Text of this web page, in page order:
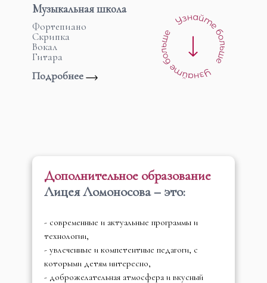
Музыкальная школа
Фортепиано
Скрипка
Вокал
Гитара
Подробнее
Дополнительное образование
Лицея Ломоносова – это:
- современные и актуальные программы и
технологии,
- увлеченные и компетентные педагоги, с
которыми детям интересно,
- доброжелательная атмосфера и вкусный